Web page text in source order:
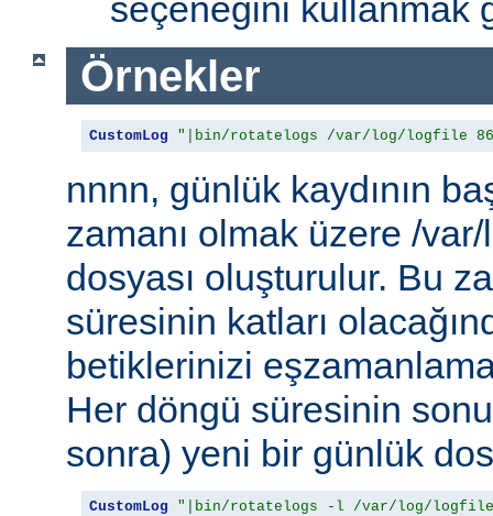
seçeneğini kullanmak
Örnekler
CustomLog "|bin/rotatelogs /var/log/logfile
nnnn, günlük kaydının
zamanı olmak üzere /
dosyası oluşturulur. Bu
süresinin katları
betiklerinizi
Her döngü süresinin
sonra) yeni bir günlük
CustomLog "|bin/rotatelogs -l /var/log/